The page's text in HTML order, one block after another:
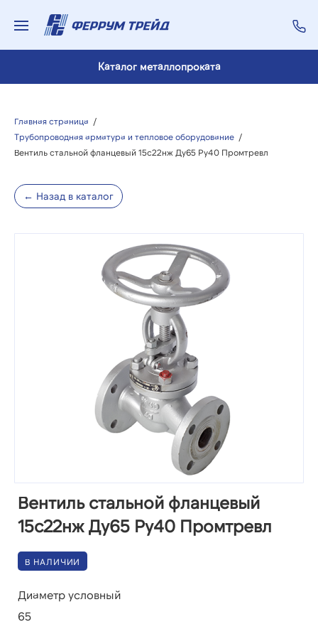
Каталог металлопроката
Главная страница /
Трубопроводная арматура и тепловое оборудование /
Вентиль стальной фланцевый 15с22нж Ду65 Ру40 Промтревл
← Назад в каталог
Вентиль стальной фланцевый
15с22нж Ду65 Ру40 Промтревл
В НАЛИЧИИ
Диаметр условный
65